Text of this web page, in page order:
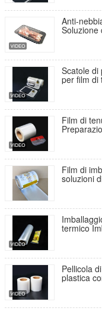
Anti-
Soluzione
Scatole di
per film di
Film di
Film di
soluzioni
termico
Pellicola
plastica